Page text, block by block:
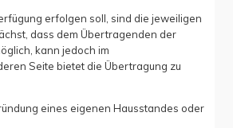
erfolgen soll, sind die jeweiligen
dass dem Übertragenden der
kann jedoch im
Seite bietet die Übertragung zu
eines eigenen Hausstandes oder